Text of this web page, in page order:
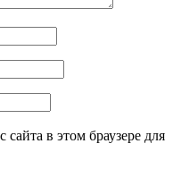
в этом браузере для